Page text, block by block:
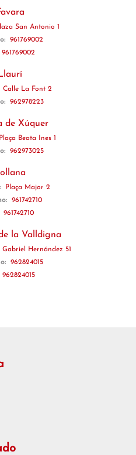
San Antonio 1
961769002
961769002
Llaurí
Calle La Font 2
962978223
de Xúquer
Plaça Beata Ines 1
962973025
Plaça Major 2
961742710
961742710
de la Valldigna
Gabriel Hernández 51
962824015
962824015